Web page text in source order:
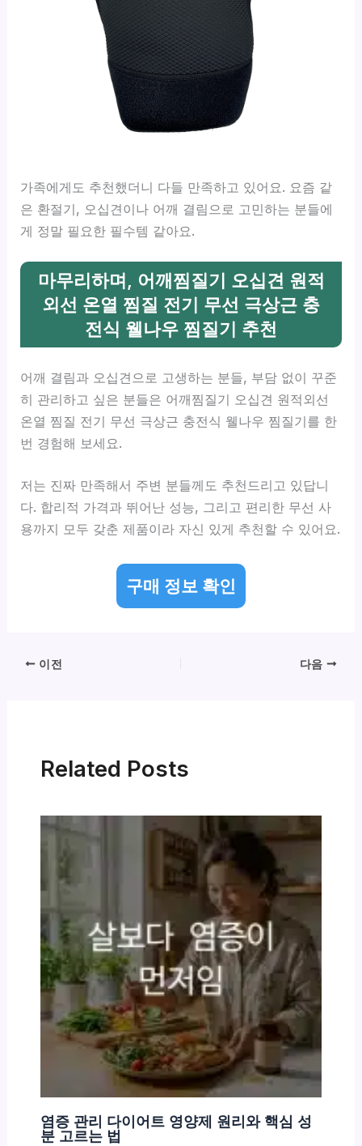
가족에게도 추천했더니 다들 만족하고 있어요. 요즘 같
은 환절기, 오십견이나 어깨 결림으로 고민하는 분들에
게 정말 필요한 필수템 같아요.
마무리하며, 어깨찜질기 오십견 원적
외선 온열 찜질 전기 무선 극상근 충
전식 웰나우 찜질기 추천
어깨 결림과 오십견으로 고생하는 분들, 부담 없이 꾸준
히 관리하고 싶은 분들은 어깨찜질기 오십견 원적외선
온열 찜질 전기 무선 극상근 충전식 웰나우 찜질기를 한
번 경험해 보세요.
저는 진짜 만족해서 주변 분들께도 추천드리고 있답니
다. 합리적 가격과 뛰어난 성능, 그리고 편리한 무선 사
용까지 모두 갖춘 제품이라 자신 있게 추천할 수 있어요.
구매 정보 확인
이전 다음
Related Posts
염증 관리 다이어트 영양제 원리와 핵심 성
분 고르는 법